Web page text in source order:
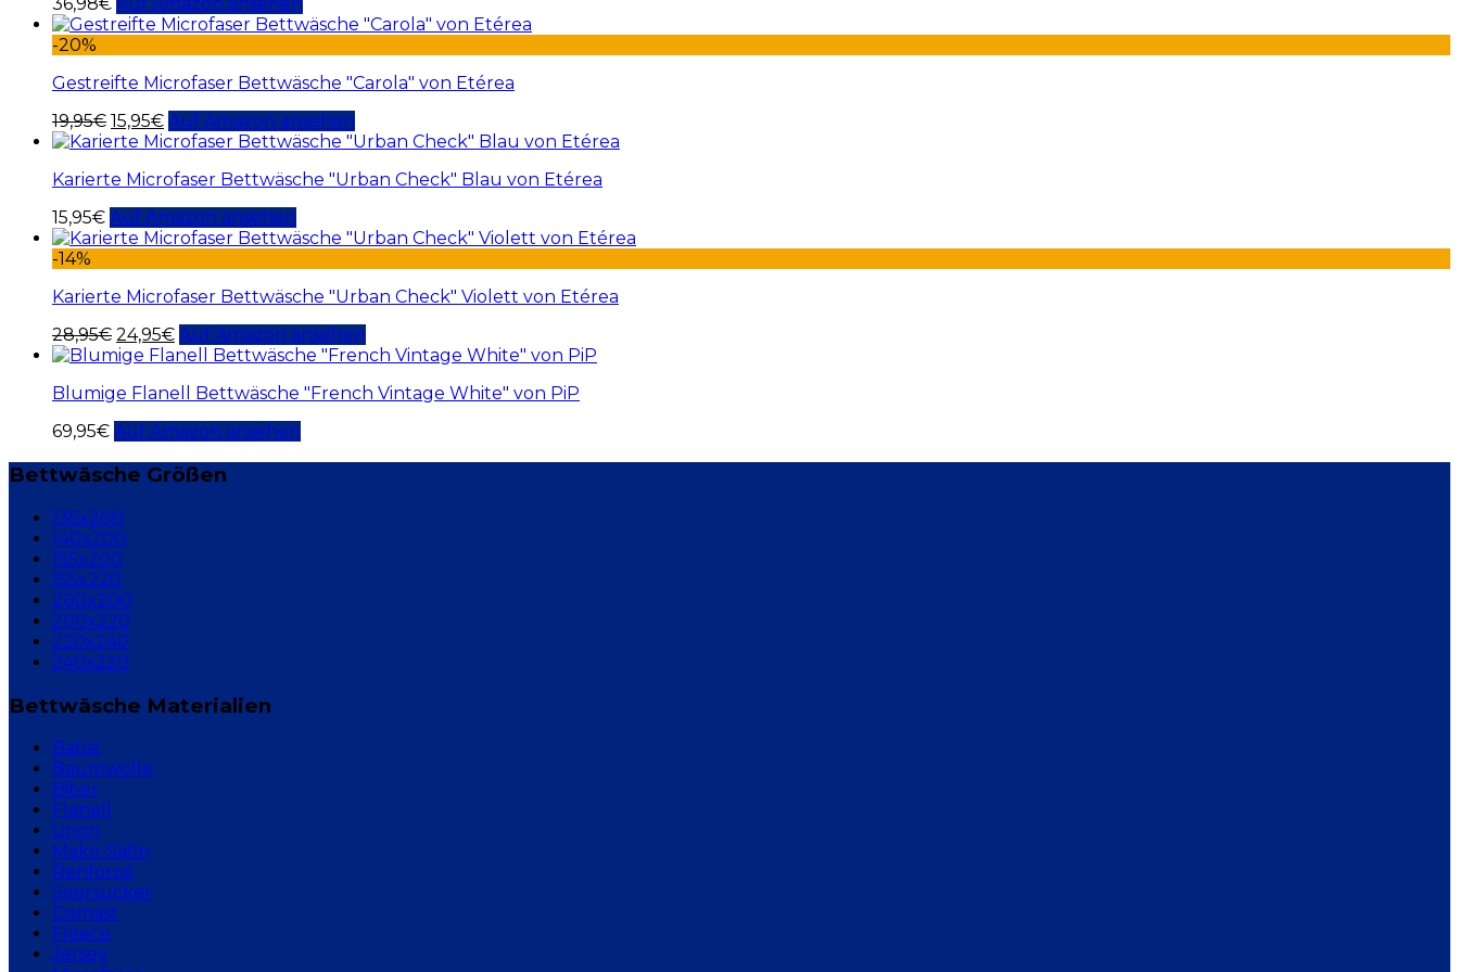
36,98€ Auf Amazon ansehen
-20%
Gestreifte Microfaser Bettwäsche "Carola" von Etérea
19,95€ 15,95€ Auf Amazon ansehen
Karierte Microfaser Bettwäsche "Urban Check" Blau von Etérea
15,95€ Auf Amazon ansehen
-14%
Karierte Microfaser Bettwäsche "Urban Check" Violett von Etérea
28,95€ 24,95€ Auf Amazon ansehen
Blumige Flanell Bettwäsche "French Vintage White" von PiP
69,95€ Auf Amazon ansehen
Bettwäsche Größen
135x200
140x200
155x200
155x220
200x200
200x220
220x240
240x220
Bettwäsche Materialien
Batist
Baumwolle
Biber
Flanell
Linon
Mako-Satin
Renforcé
Seersucker
Damast
Fleece
Jersey